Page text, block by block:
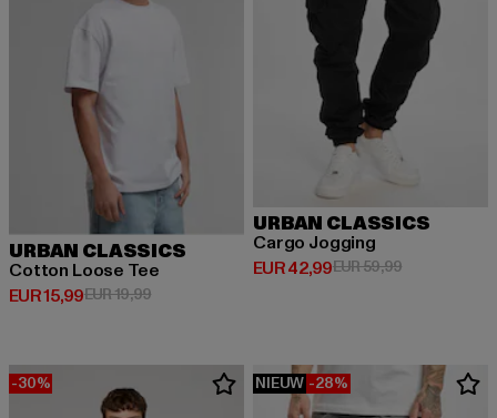
URBAN CLASSICS
Cotton Loose Tee
EUR 15,99
Huidige prijs: EUR 15,99
EUR 19,99Actieprijs: EUR 19,99
URBAN CLASSICS
Cargo Jogging
EUR 42,99
Huidige prijs: EUR 42,99
EUR 59,99Actieprijs:
-30% NIEUW -28%